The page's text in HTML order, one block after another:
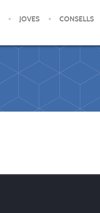
JOVES CONSELLS